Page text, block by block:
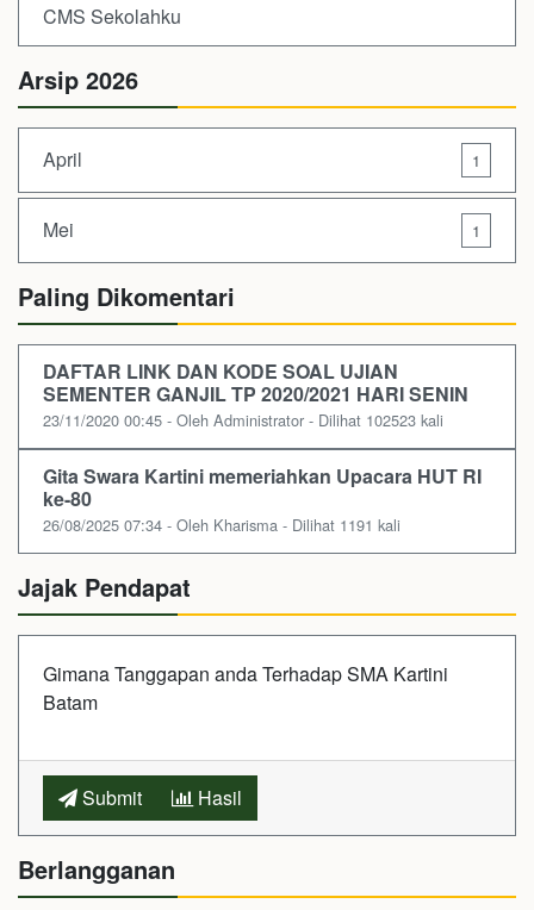
CMS Sekolahku
Arsip 2026
April 1
Mei 1
Paling Dikomentari
DAFTAR LINK DAN KODE SOAL UJIAN
SEMENTER GANJIL TP 2020/2021 HARI SENIN
23/11/2020 00:45 - Oleh Administrator - Dilihat 102523 kali
Gita Swara Kartini memeriahkan Upacara HUT RI
ke-80
26/08/2025 07:34 - Oleh Kharisma - Dilihat 1191 kali
Jajak Pendapat
Gimana Tanggapan anda Terhadap SMA Kartini
Batam
Submit Hasil
Berlangganan